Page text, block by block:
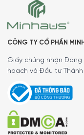
CÔNG TY CỔ PHẦN
Giấy chứng nhận Đăng
hoạch và Đầu tư